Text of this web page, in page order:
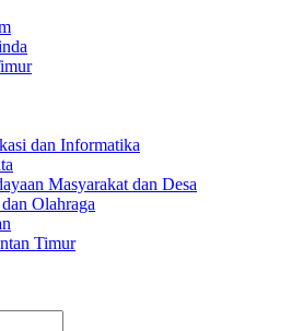
dan Informatika
Masyarakat dan Desa
Olahraga
Timur